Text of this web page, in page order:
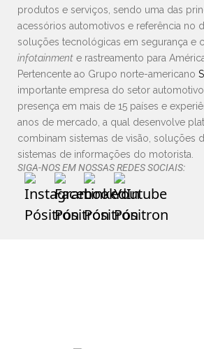
produtos e serviços, sendo uma das
acessórios automotivos e referência no
soluções tecnológicas em segurança e
infotainment e rastreamento para
Pertencente ao Grupo norte-americano
importante empresa do setor
presença em mais de 15 países e
anos de mercado, a qual desenvolve
combinam sistemas de visão, soluções
sistemas de informações do motorista.
SIGA-NOS EM NOSSAS REDES SOCIAIS: